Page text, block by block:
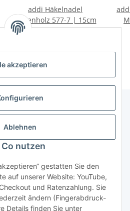
akzeptieren
Ablehnen
nutzen
gestatten Sie den
auf unserer Website: YouTube,
und Ratenzahlung. Sie
ändern (Fingerabdruck-
Details finden Sie unter
addi Häkelnadel
Olivenholz 577-7 | 15cm
12,25 € -13,95 €*